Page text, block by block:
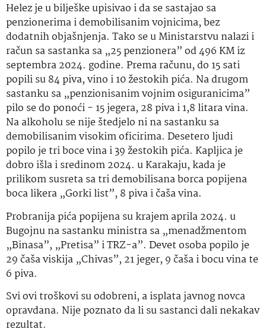
Helez je u bilješke upisivao i da se sastajao sa
penzionerima i demobilisanim vojnicima, bez
dodatnih objašnjenja. Tako se u Ministarstvu nalazi i
račun sa sastanka sa „25 penzionera” od 496 KM iz
septembra 2024. godine. Prema računu, do 15 sati
popili su 84 piva, vino i 10 žestokih pića. Na drugom
sastanku sa „penzionisanim vojnim osiguranicima”
pilo se do ponoći − 15 jegera, 28 piva i 1,8 litara vina.
Na alkoholu se nije štedjelo ni na sastanku sa
demobilisanim visokim oficirima. Desetero ljudi
popilo je tri boce vina i 39 žestokih pića. Kapljica je
dobro išla i sredinom 2024. u Karakaju, kada je
prilikom susreta sa tri demobilisana borca popijena
boca likera „Gorki list”, 8 piva i čaša vina.
Probranija pića popijena su krajem aprila 2024. u
Bugojnu na sastanku ministra sa „menadžmentom
„Binasa”, „Pretisa” i TRZ-a”. Devet osoba popilo je
29 čaša viskija „Chivas”, 21 jeger, 9 čaša i bocu vina te
6 piva.
Svi ovi troškovi su odobreni, a isplata javnog novca
opravdana. Nije poznato da li su sastanci dali nekakav
rezultat.